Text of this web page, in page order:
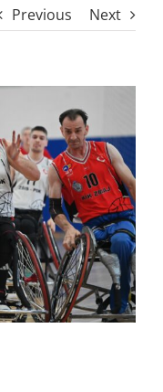
Previous Next